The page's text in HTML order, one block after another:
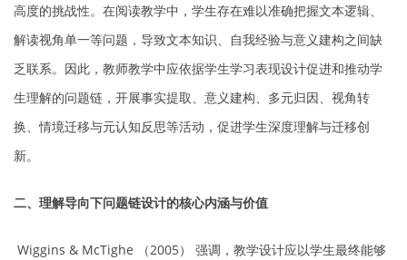
高度的挑战性。在阅读教学中，学生存在难以准确把握文本逻辑、
解读视角单一等问题，导致文本知识、自我经验与意义建构之间缺
乏联系。因此，教师教学中应依据学生学习表现设计促进和推动学
生理解的问题链，开展事实提取、意义建构、多元归因、视角转
换、情境迁移与元认知反思等活动，促进学生深度理解与迁移创
新。
二、理解导向下问题链设计的核心内涵与价值
Wiggins & McTighe （2005） 强调，教学设计应以学生最终能够